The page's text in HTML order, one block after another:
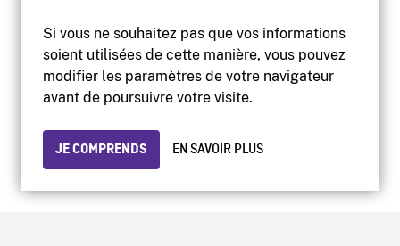
Si vous ne souhaitez pas que vos informations
soient utilisées de cette manière, vous pouvez
modifier les paramètres de votre navigateur
avant de poursuivre votre visite.
JE COMPRENDS EN SAVOIR PLUS
Accessibilité
Site institutionnel
Protection des renseignements personnels
© 2026 Office national du film du Canada